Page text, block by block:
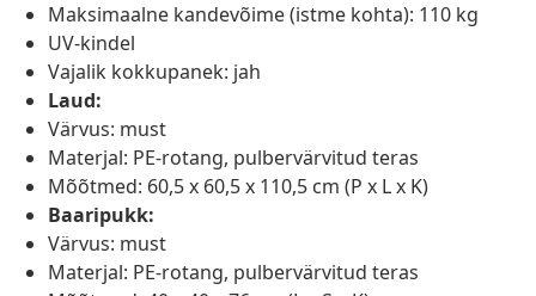
Maksimaalne kandevõime (istme kohta): 110 kg
UV-kindel
Vajalik kokkupanek: jah
Laud:
Värvus: must
Materjal: PE-rotang, pulbervärvitud teras
Mõõtmed: 60,5 x 60,5 x 110,5 cm (P x L x K)
Baaripukk:
Värvus: must
Materjal: PE-rotang, pulbervärvitud teras